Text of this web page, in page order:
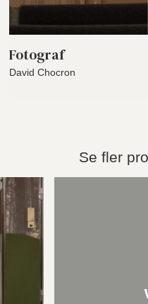
Fotograf
David Chocron
Se fler